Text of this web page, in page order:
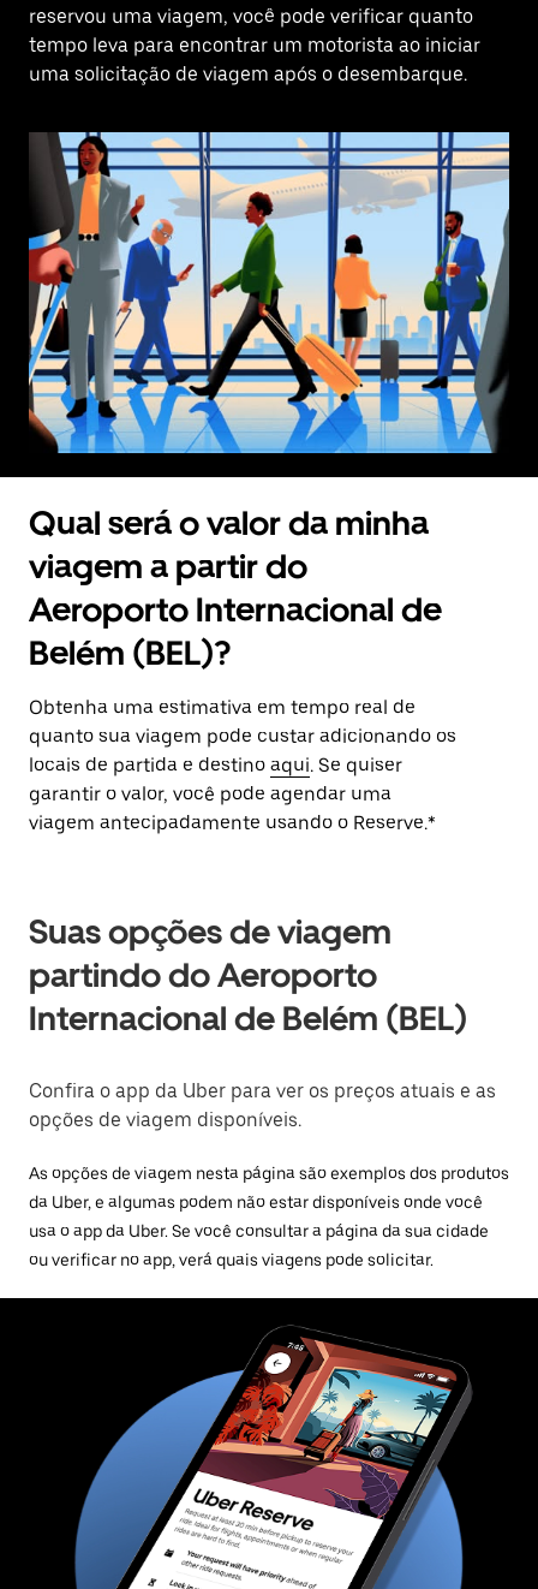
reservou uma viagem, você pode verificar quanto
tempo leva para encontrar um motorista ao iniciar
uma solicitação de viagem após o desembarque.
Qual será o valor da minha
viagem a partir do
Aeroporto Internacional de
Belém (BEL)?
Obtenha uma estimativa em tempo real de
quanto sua viagem pode custar adicionando os
locais de partida e destino aqui. Se quiser
garantir o valor, você pode agendar uma
viagem antecipadamente usando o Reserve.*
Suas opções de viagem
partindo do Aeroporto
Internacional de Belém (BEL)
Confira o app da Uber para ver os preços atuais e as
opções de viagem disponíveis.
As opções de viagem nesta página são exemplos dos produtos
da Uber, e algumas podem não estar disponíveis onde você
usa o app da Uber. Se você consultar a página da sua cidade
ou verificar no app, verá quais viagens pode solicitar.